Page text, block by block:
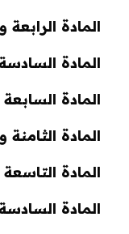
المادة
المادة
المادة
المادة
المادة
المادة